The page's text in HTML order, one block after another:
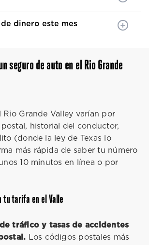
dinero este mes
seguro de auto en el Rio Grande
Rio Grande Valley varían por
historial del conductor,
(donde la ley de Texas lo
más rápida de saber tu número
10 minutos en línea o por
tu tarifa en el Valle
tráfico y tasas de accidentes
Los códigos postales más